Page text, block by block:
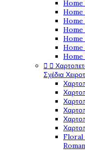
Home
Home
Home
Home
Home
Home
Home
 
Σχέδια
Floral